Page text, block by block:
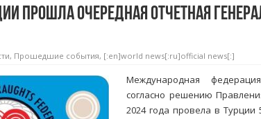
прошла очередная отчетная
, Прошедшие события, [:en]world news[:ru]official news[:]
Международная
согласно решению
2024 года провела в Турции